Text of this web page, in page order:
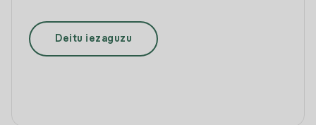
Deitu iezaguzu